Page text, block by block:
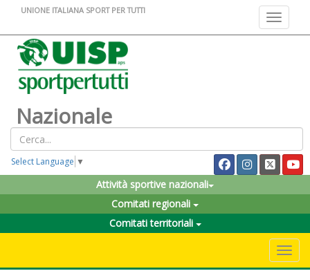
Toggle
UNIONE ITALIANA SPORT PER TUTTI
Nazionale
Select Language ▼
Attività sportive nazionali
Comitati regionali
Comitati territoriali